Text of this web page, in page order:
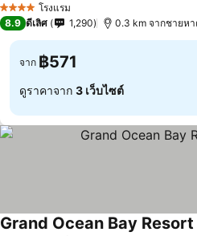
4 ดาว โรงแรม
8.9 ดีเลิศ 1,290 0.3 km จากชายหา
จาก ฿571
ดูราคาจาก 3 เว็บไซต์
Grand Ocean Bay